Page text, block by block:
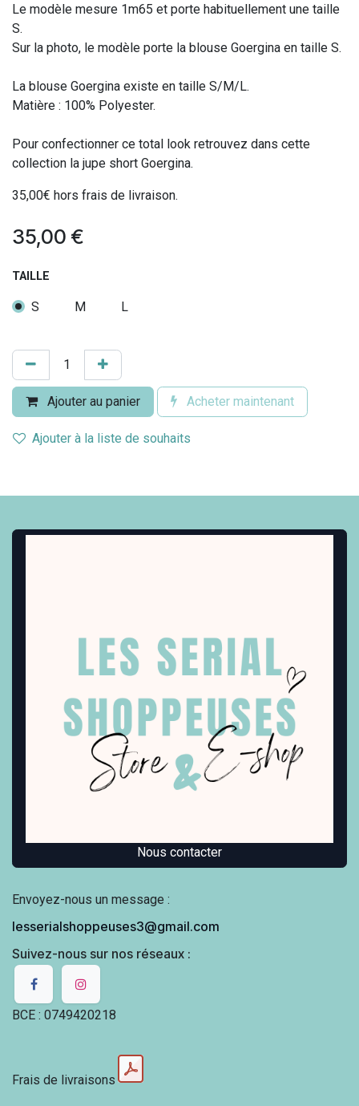
Le modèle mesure 1m65 et porte habituellement une taille
S.
Sur la photo, le modèle porte la blouse Goergina en taille S.
La blouse Goergina existe en taille S/M/L.
Matière : 100% Polyester.
Pour confectionner ce total look retrouvez dans cette
collection la jupe short Goergina.
35,00€ hors frais de livraison.
35,00 €
TAILLE
S M L
Ajouter au panier Acheter maintenant
Ajouter à la liste de souhaits
Nous contacter
Envoyez-nous un message :
lesserialshoppeuses3@gmail.com
Suivez-nous sur nos réseaux :
BCE : 0749420218
Frais de livraisons